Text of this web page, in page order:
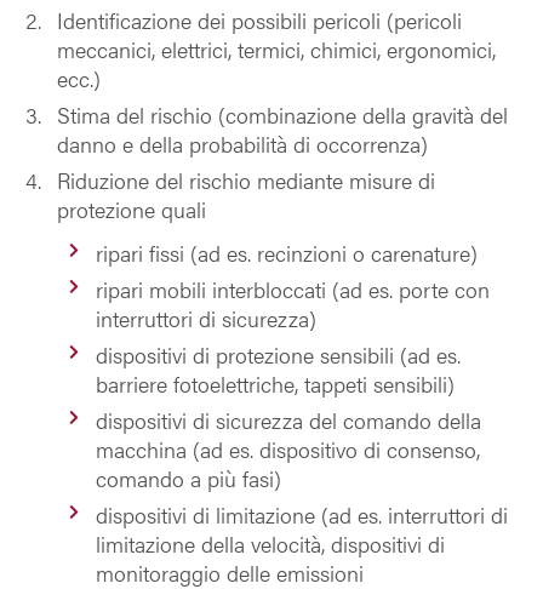
Identificazione dei possibili pericoli (pericoli
meccanici, elettrici, termici, chimici, ergonomici,
ecc.)
Stima del rischio (combinazione della gravità del
danno e della probabilità di occorrenza)
Riduzione del rischio mediante misure di
protezione quali
ripari fissi (ad es. recinzioni o carenature)
ripari mobili interbloccati (ad es. porte con
interruttori di sicurezza)
dispositivi di protezione sensibili (ad es.
barriere fotoelettriche, tappeti sensibili)
dispositivi di sicurezza del comando della
macchina (ad es. dispositivo di consenso,
comando a più fasi)
dispositivi di limitazione (ad es. interruttori di
limitazione della velocità, dispositivi di
monitoraggio delle emissioni